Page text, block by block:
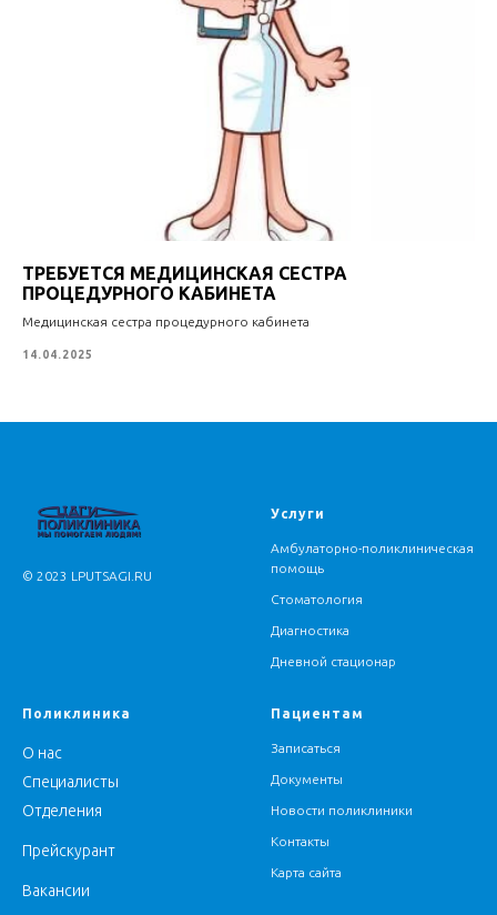
ТРЕБУЕТСЯ МЕДИЦИНСКАЯ СЕСТРА
ПРОЦЕДУРНОГО КАБИНЕТА
Медицинская сестра процедурного кабинета
14.04.2025
© 2023 LPUTSAGI.RU
Услуги
Амбулаторно-поликлиническая
помощь
Стоматология
Диагностика
Дневной стационар
Поликлиника
О нас
Специалисты
Отделения
Прейскурант
Вакансии
Пациентам
Записаться
Документы
Новости поликлиники
Контакты
Карта сайта